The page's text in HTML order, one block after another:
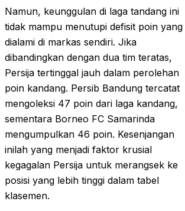
Namun, keunggulan di laga tandang ini
tidak mampu menutupi defisit poin yang
dialami di markas sendiri. Jika
dibandingkan dengan dua tim teratas,
Persija tertinggal jauh dalam perolehan
poin kandang. Persib Bandung tercatat
mengoleksi 47 poin dari laga kandang,
sementara Borneo FC Samarinda
mengumpulkan 46 poin. Kesenjangan
inilah yang menjadi faktor krusial
kegagalan Persija untuk merangsek ke
posisi yang lebih tinggi dalam tabel
klasemen.